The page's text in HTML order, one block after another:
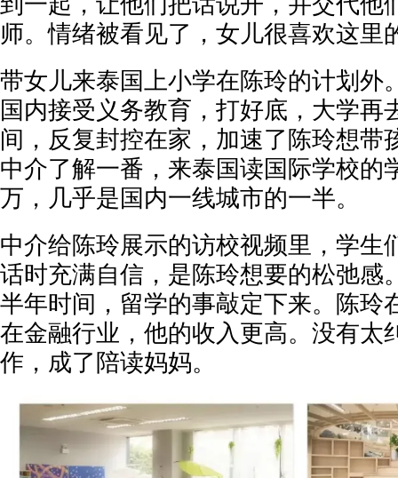
师。情绪被看见了，女儿很喜欢这里
带女儿来泰国上小学在陈玲的计划外
国内接受义务教育，打好底，大学再
间，反复封控在家，加速了陈玲想带
中介了解一番，来泰国读国际学校的
万，几乎是国内一线城市的一半。
中介给陈玲展示的访校视频里，学生
话时充满自信，是陈玲想要的松弛感
半年时间，留学的事敲定下来。陈玲
在金融行业，他的收入更高。没有太
作，成了陪读妈妈。